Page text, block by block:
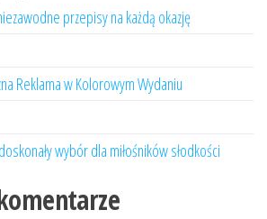
przepisy na każdą okazję
Reklama w Kolorowym Wydaniu
wybór dla miłośników słodkości